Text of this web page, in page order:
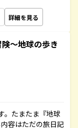
詳細を見る
～地球の歩き
。たまたま『地球
容はただの旅日記